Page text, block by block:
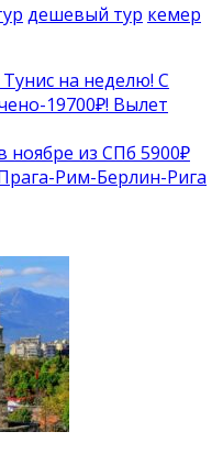
дешевый тур кемер
на неделю! С
19700₽! Вылет
ноябре из СПб 5900₽
Рим-Берлин-Рига